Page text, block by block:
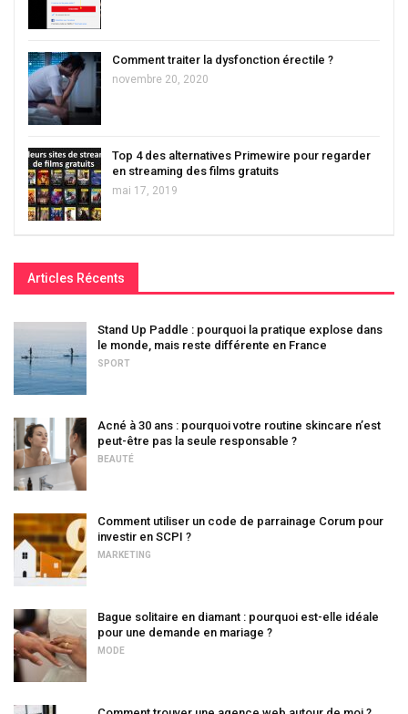
Comment traiter la dysfonction érectile ?
novembre 20, 2020
Top 4 des alternatives Primewire pour regarder
en streaming des films gratuits
mai 17, 2019
Articles Récents
Stand Up Paddle : pourquoi la pratique explose dans
le monde, mais reste différente en France
SPORT
Acné à 30 ans : pourquoi votre routine skincare n’est
peut-être pas la seule responsable ?
BEAUTÉ
Comment utiliser un code de parrainage Corum pour
investir en SCPI ?
MARKETING
Bague solitaire en diamant : pourquoi est-elle idéale
pour une demande en mariage ?
MODE